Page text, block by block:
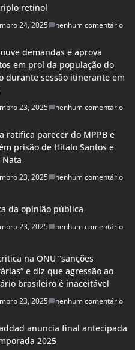
retinol
24, 2025 nenhum comentário
ouve demandas e aprova
em prol da população do
durante sessão itinerante em
23, 2025 nenhum comentário
ratifica parecer do MPPB e
prisão de Hitalo Santos e
Nata
23, 2025 nenhum comentário
da opinião pública
23, 2025 nenhum comentário
na ONU “sanções
e diz que agressão ao
brasileiro é inaceitável
23, 2025 nenhum comentário
anuncia final antecipada
2025